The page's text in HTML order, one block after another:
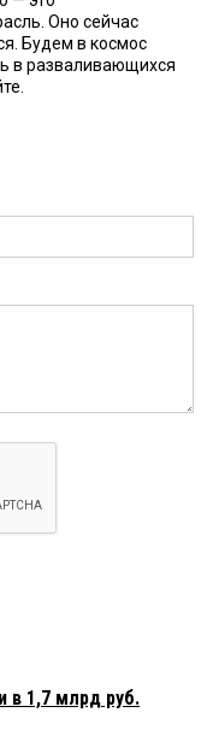
Оно сейчас
Будем в космос
в разваливающихся
в 1,7 млрд руб.